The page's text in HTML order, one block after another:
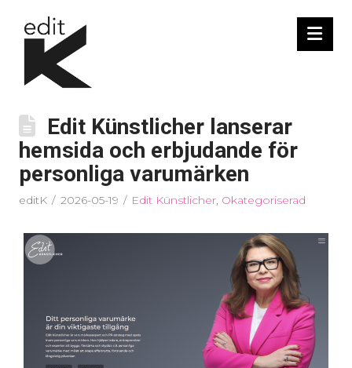
Edit Künstlicher lanserar
hemsida och erbjudande för
personliga varumärken
editK 2026-05-19 Edit Künstlicher, Okategoriserad